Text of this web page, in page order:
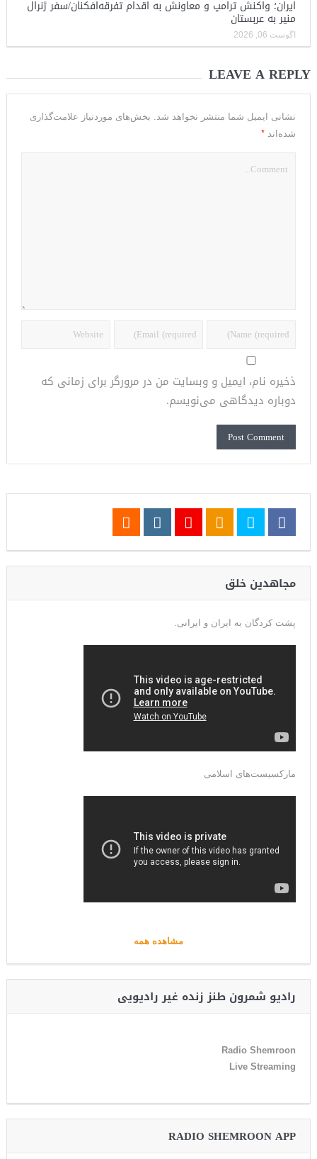
ایران؛ واکنش ترامپ و معاونش به اقدام تفرقه‌افکنان/سفر ژنرال
منیر به عربستان
آگوست 06, 2026
LEAVE A REPLY
نشانی ایمیل شما منتشر نخواهد شد.
بخش‌های موردنیاز علامت‌گذاری
شده‌اند *
ذخیره نام، ایمیل و وبسایت من در مرورگر برای زمانی که
دوباره دیدگاهی می‌نویسم.
مجاهدین خلق
پشت کردگان به ایران و ایرانی.
مارکسیست‌های اسلامی
مشاهده همه
رادیو شمرون طنز زنده غیر رادیویی
Radio Shemroon
Live Streaming
RADIO SHEMROON APP